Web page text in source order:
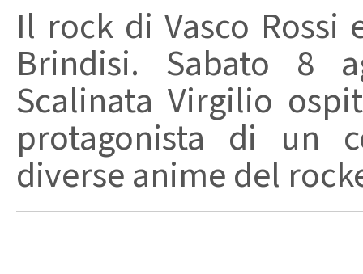
Il rock di Vasco
Brindisi. Sabato 8
Scalinata Virgilio
protagonista di un
diverse anime del